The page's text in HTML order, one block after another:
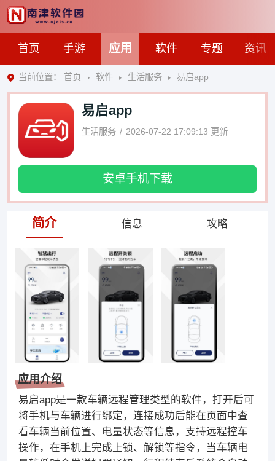
首页 手游 应用 软件 专题 资讯
当前位置： 首页 软件 生活服务 易启app
易启app
生活服务 2026-07-22 17:09:13 更新
安卓手机下载
简介 信息 攻略
应用介绍
易启app是一款车辆远程管理类型的软件，打开后可
将手机与车辆进行绑定，连接成功后能在页面中查
看车辆当前位置、电量状态等信息，支持远程控车
操作，在手机上完成上锁、解锁等指令，当车辆电